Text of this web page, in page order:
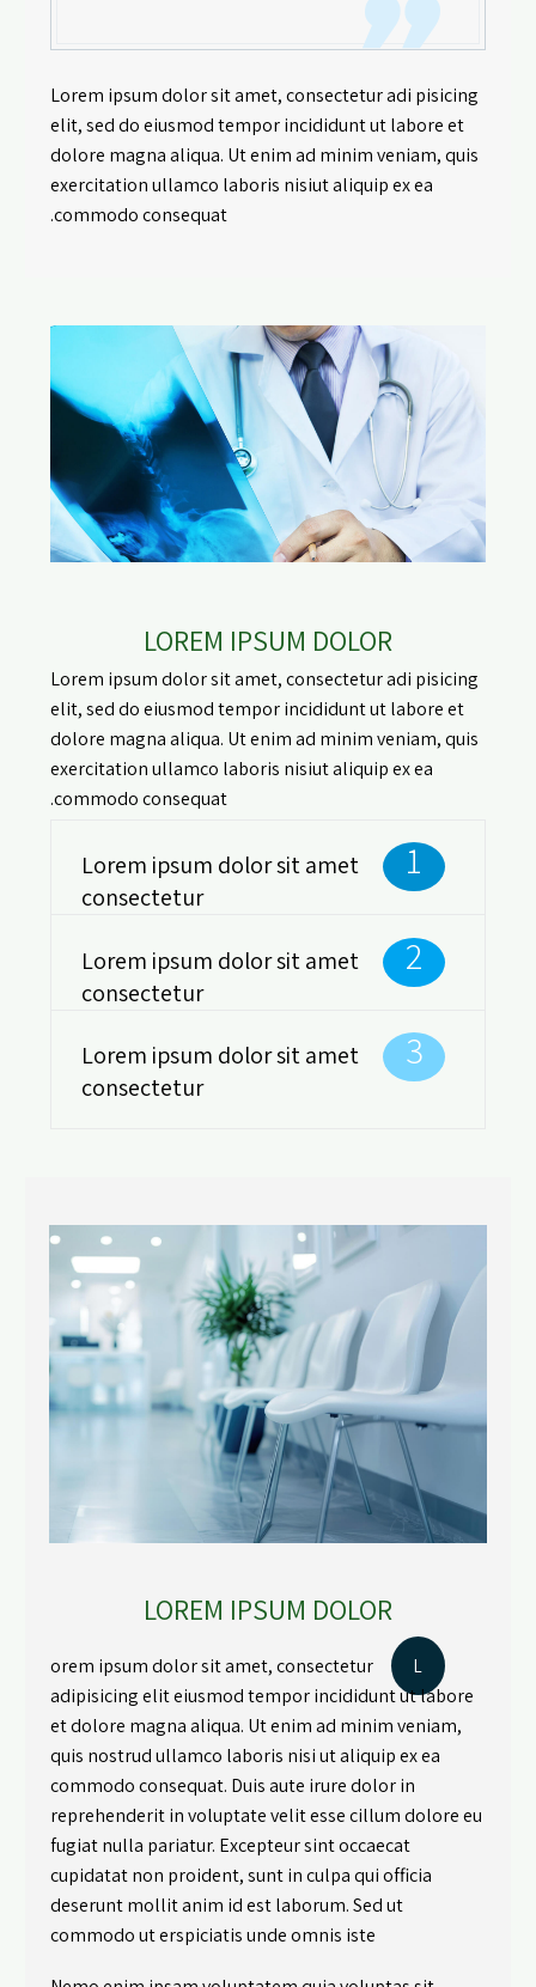
Lorem ipsum dolor sit amet, consectetur adi pisicing
elit, sed do eiusmod tempor incididunt ut labore et
dolore magna aliqua. Ut enim ad minim veniam, quis
exercitation ullamco laboris nisiut aliquip ex ea
commodo consequat.
LOREM IPSUM DOLOR
Lorem ipsum dolor sit amet, consectetur adi pisicing
elit, sed do eiusmod tempor incididunt ut labore et
dolore magna aliqua. Ut enim ad minim veniam, quis
exercitation ullamco laboris nisiut aliquip ex ea
commodo consequat.
1
Lorem ipsum dolor sit amet
consectetur
2
Lorem ipsum dolor sit amet
consectetur
3
Lorem ipsum dolor sit amet
consectetur
LOREM IPSUM DOLOR
L
orem ipsum dolor sit amet, consectetur
adipisicing elit eiusmod tempor incididunt ut labore
et dolore magna aliqua. Ut enim ad minim veniam,
quis nostrud ullamco laboris nisi ut aliquip ex ea
commodo consequat. Duis aute irure dolor in
reprehenderit in voluptate velit esse cillum dolore eu
fugiat nulla pariatur. Excepteur sint occaecat
cupidatat non proident, sunt in culpa qui officia
deserunt mollit anim id est laborum. Sed ut
commodo ut erspiciatis unde omnis iste